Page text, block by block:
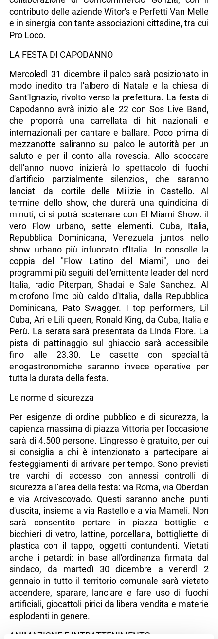
contributo delle aziende Witor's e Perfetti Van Melle
e in sinergia con tante associazioni cittadine, tra cui
Pro Loco.
LA FESTA DI CAPODANNO
Mercoledì 31 dicembre il palco sarà posizionato in
modo inedito tra l'albero di Natale e la chiesa di
Sant'Ignazio, rivolto verso la prefettura. La festa di
Capodanno avrà inizio alle 22 con Sos Live Band,
che proporrà una carrellata di hit nazionali e
internazionali per cantare e ballare. Poco prima di
mezzanotte saliranno sul palco le autorità per un
saluto e per il conto alla rovescia. Allo scoccare
dell'anno nuovo inizierà lo spettacolo di fuochi
d'artificio parzialmente silenziosi, che saranno
lanciati dal cortile delle Milizie in Castello. Al
termine dello show, che durerà una quindicina di
minuti, ci si potrà scatenare con El Miami Show: il
vero Flow urbano, sette elementi. Cuba, Italia,
Repubblica Dominicana, Venezuela juntos nello
show urbano più infuocato d'Italia. In consolle la
coppia del "Flow Latino del Miami", uno dei
programmi più seguiti dell'emittente leader del nord
Italia, radio Piterpan, Shadai e Sale Sanchez. Al
microfono l'mc più caldo d'Italia, dalla Repubblica
Dominicana, Pato Swagger. I top performers, Lil
Cuba, Ari e Lili queen, Ronald King, da Cuba, Italia e
Perù. La serata sarà presentata da Linda Fiore. La
pista di pattinaggio sul ghiaccio sarà accessibile
fino alle 23.30. Le casette con specialità
enogastronomiche saranno invece operative per
tutta la durata della festa.
Le norme di sicurezza
Per esigenze di ordine pubblico e di sicurezza, la
capienza massima di piazza Vittoria per l'occasione
sarà di 4.500 persone. L'ingresso è gratuito, per cui
si consiglia a chi è intenzionato a partecipare ai
festeggiamenti di arrivare per tempo. Sono previsti
tre varchi di accesso con annessi controlli di
sicurezza all'area della festa: via Roma, via Oberdan
e via Arcivescovado. Questi saranno anche punti
d'uscita, insieme a via Rastello e a via Mameli. Non
sarà consentito portare in piazza bottiglie e
bicchieri di vetro, lattine, porcellana, bottigliette di
plastica con il tappo, oggetti contundenti. Vietati
anche i petardi: in base all'ordinanza firmata dal
sindaco, da martedì 30 dicembre a venerdì 2
gennaio in tutto il territorio comunale sarà vietato
accendere, sparare, lanciare e fare uso di fuochi
artificiali, giocattoli pirici da libera vendita e materie
esplodenti in genere.
ANIMAZIONE E INTRATTENIMENTO